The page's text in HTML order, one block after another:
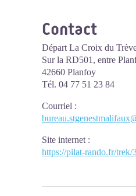
Contact
Départ La Croix du
Sur la RD501, entre
42660 Planfoy
Tél. 04 77 51 23 84
Courriel :
Site internet :
https://pilat-rando.fr/trek/